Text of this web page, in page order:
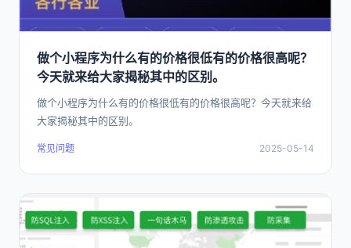
做个小程序为什么有的价格很低有的价格很高呢？
今天就来给大家揭秘其中的区别。
做个小程序为什么有的价格很低有的价格很高呢？今天就来给
大家揭秘其中的区别。
常见问题 2025-05-14